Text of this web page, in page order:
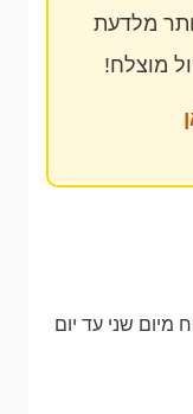
מלדעת
מוצלח!
מיום שני עד יום